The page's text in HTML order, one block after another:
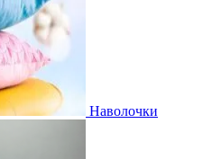
Наволочки